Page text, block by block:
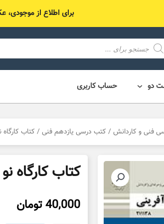
برای اطلاع از موجودی، عکس کتاب رو به
search
دو حساب کاربری
فنی و کاردانش / کتب درسی یازدهم فنی / کتاب
کتاب کارگاه
40,000تومان